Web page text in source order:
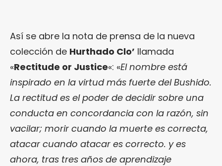
Así se abre la nota de prensa de la nueva
colección de Hurthado Clo’ llamada
«Rectitude or Justice«: «El nombre está
inspirado en la virtud más fuerte del Bushido.
La rectitud es el poder de decidir sobre una
conducta en concordancia con la razón, sin
vacilar; morir cuando la muerte es correcta,
atacar cuando atacar es correcto. y es
ahora, tras tres años de aprendizaje